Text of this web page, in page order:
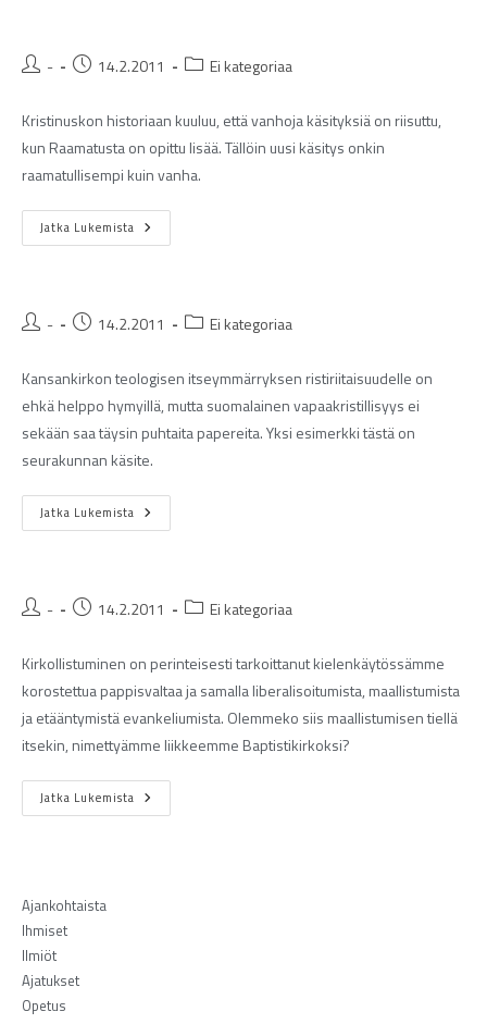
- 14.2.2011 Ei kategoriaa
Kristinuskon historiaan kuuluu, että vanhoja käsityksiä on riisuttu,
kun Raamatusta on opittu lisää. Tällöin uusi käsitys onkin
raamatullisempi kuin vanha.
Jatka Lukemista
- 14.2.2011 Ei kategoriaa
Kansankirkon teologisen itseymmärryksen ristiriitaisuudelle on
ehkä helppo hymyillä, mutta suomalainen vapaakristillisyys ei
sekään saa täysin puhtaita papereita. Yksi esimerkki tästä on
seurakunnan käsite.
Jatka Lukemista
- 14.2.2011 Ei kategoriaa
Kirkollistuminen on perinteisesti tarkoittanut kielenkäytössämme
korostettua pappisvaltaa ja samalla liberalisoitumista, maallistumista
ja etääntymistä evankeliumista. Olemmeko siis maallistumisen tiellä
itsekin, nimettyämme liikkeemme Baptistikirkoksi?
Jatka Lukemista
Ajankohtaista
Ihmiset
Ilmiöt
Ajatukset
Opetus